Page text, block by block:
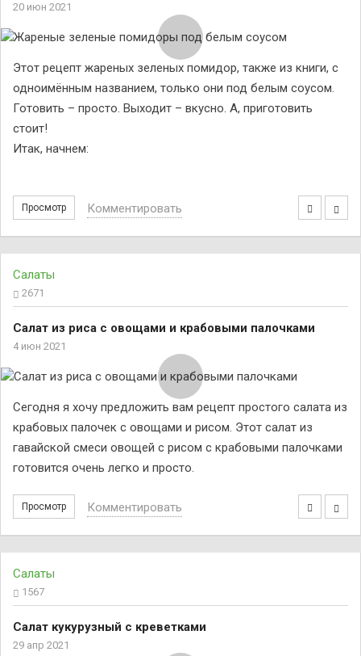
20 июн 2021
Этот рецепт жареных зеленых помидор, также из книги, с
одноимённым названием, только они под белым соусом.
Готовить – просто. Выходит – вкусно. А, приготовить
стоит!
Итак, начнем:
Просмотр Комментировать
Салаты
2671
Салат из риса с овощами и крабовыми палочками
4 июн 2021
Сегодня я хочу предложить вам рецепт простого салата из
крабовых палочек с овощами и рисом. Этот салат из
гавайской смеси овощей с рисом с крабовыми палочками
готовится очень легко и просто.
Просмотр Комментировать
Салаты
1567
Салат кукурузный с креветками
29 апр 2021